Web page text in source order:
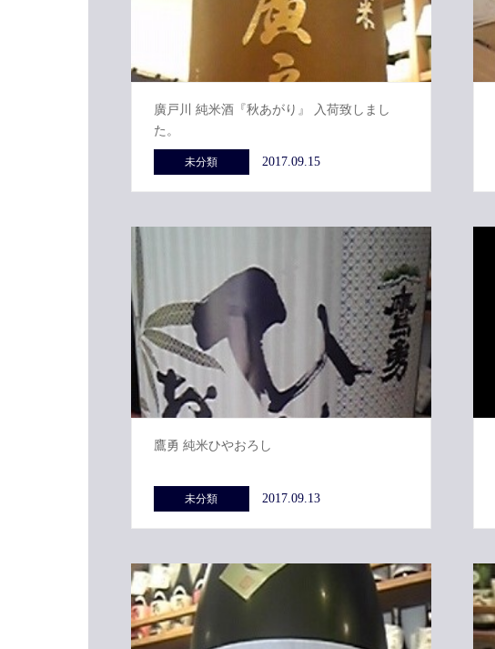
廣戸川 純米酒『秋あがり』 入荷致しまし
た。
未分類 2017.09.15
鷹勇 純米ひやおろし
未分類 2017.09.13